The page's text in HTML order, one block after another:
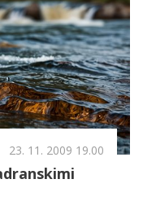
23. 11. 2009 19.00